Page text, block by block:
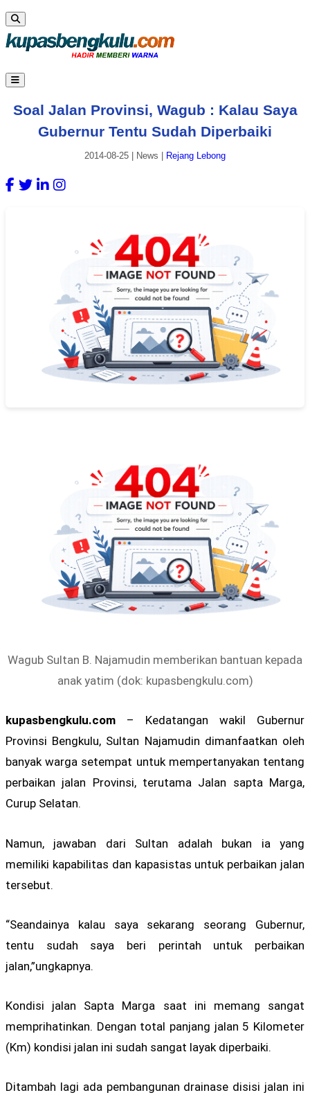
Soal Jalan Provinsi, Wagub : Kalau Saya
Gubernur Tentu Sudah Diperbaiki
2014-08-25 News Rejang Lebong
Wagub Sultan B. Najamudin memberikan bantuan kepada
anak yatim (dok: kupasbengkulu.com)
kupasbengkulu.com – Kedatangan wakil Gubernur
Provinsi Bengkulu, Sultan Najamudin dimanfaatkan oleh
banyak warga setempat untuk mempertanyakan tentang
perbaikan jalan Provinsi, terutama Jalan sapta Marga,
Curup Selatan.
Namun, jawaban dari Sultan adalah bukan ia yang
memiliki kapabilitas dan kapasistas untuk perbaikan jalan
tersebut.
“Seandainya kalau saya sekarang seorang Gubernur,
tentu sudah saya beri perintah untuk perbaikan
jalan,”ungkapnya.
Kondisi jalan Sapta Marga saat ini memang sangat
memprihatinkan. Dengan total panjang jalan 5 Kilometer
(Km) kondisi jalan ini sudah sangat layak diperbaiki.
Ditambah lagi ada pembangunan drainase disisi jalan ini